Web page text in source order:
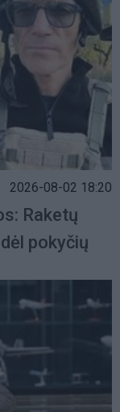
2026-08-02 18:20
Raketų
pokyčių